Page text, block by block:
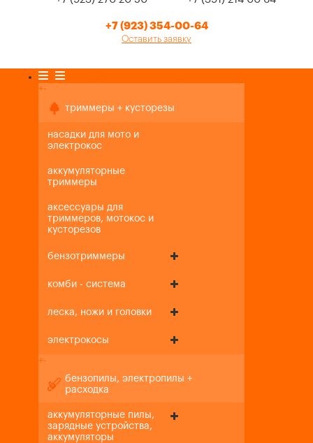
+7 (923) 354-00-64
Оставить заявку
+-
триммеры + кусторезы
насадки для мото и
электрокос
аккумуляторные
триммеры
аксессуары для
триммеров, мотокос и
кусторезов
бензотриммеры
комби - система
леска, ножи и головки
электрокосы
+-
бензопилы, электропилы +
расходка
аккумуляторные пилы,
зарядные устройства,
аккумуляторы